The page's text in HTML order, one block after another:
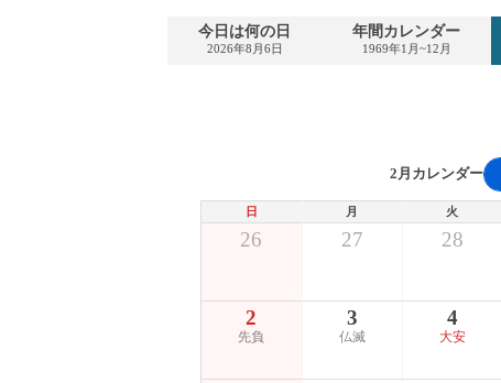
今日は何の日
2026年8月6日
年間カレンダー
1969年1月~12月
2月カレンダー
日 月 火
26 27 28
2
先負
3
仏滅
4
大安